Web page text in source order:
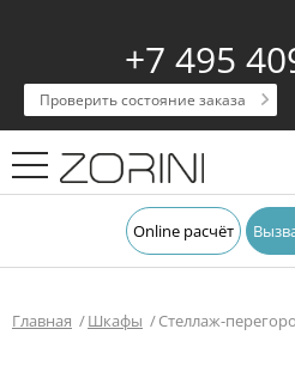
+7 495
Проверить состояние заказа
Online расчёт
Главная Шкафы Стеллаж-